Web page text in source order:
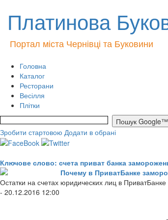
Платинова
Портал міста Чернівці та Буковини
Головна
Каталог
Ресторани
Весілля
Плітки
Зробити стартовою Додати в обрані
Ключове слово: счета приват банка
Почему в ПриватБанке
Остатки на счетах юридических лиц в
- 20.12.2016 12:00